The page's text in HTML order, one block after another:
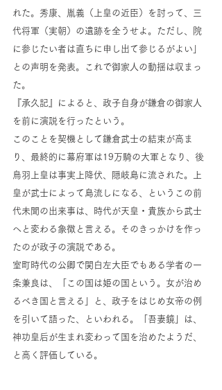
れた。秀康、胤義（上皇の近臣）を討って、三
代将軍（実朝）の遺跡を全うせよ。ただし、院
に参じたい者は直ちに申し出て参じるがよい」
との声明を発表。これで御家人の動揺は収まっ
た。
『承久記』によると、政子自身が鎌倉の御家人
を前に演説を行ったという。
このことを契機として鎌倉武士の結束が高ま
り、最終的に幕府軍は19万騎の大軍となり、後
鳥羽上皇は事実上降伏、隠岐島に流された。上
皇が武士によって島流しになる、というこの前
代未聞の出来事は、時代が天皇・貴族から武士
へと変わる象徴と言える。そのきっかけを作っ
たのが政子の演説である。
室町時代の公卿で関白左大臣でもある学者の一
条兼良は、「この国は姫の国という。女が治め
るべき国と言える」と、政子をはじめ女帝の例
を引いて語った、といわれる。「吾妻鏡」は、
神功皇后が生まれ変わって国を治めたようだ、
と高く評価している。